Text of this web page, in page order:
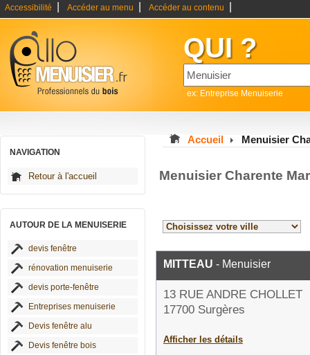
Accessibilité Accéder au menu Accéder au contenu
QUI ?
ex: Entreprise Menuiserie
NAVIGATION
Retour à l'accueil
AUTOUR DE LA MENUISERIE
devis fenêtre
rénovation menuiserie
devis porte-fenêtre
Entreprises menuiserie
Devis fenêtre alu
Devis fenêtre bois
Accueil Menuisier
Menuisier Charente
MITTEAU - Menuisier
13 RUE ANDRE CHOLLET
17700 Surgères
Afficher les détails